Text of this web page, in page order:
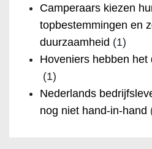
Camperaars kiezen
topbestemmingen en
duurzaamheid (1)
Hoveniers hebben het
(1)
Nederlands
nog niet hand-in-hand